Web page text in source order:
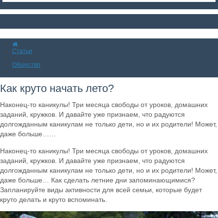
Статьи
Общество
Как круто начать лето?
Наконец-то каникулы! Три месяца свободы от уроков, домашних
заданий, кружков. И давайте уже признаем, что радуются
долгожданным каникулам не только дети, но и их родители! Может,
даже больше……
Наконец-то каникулы! Три месяца свободы от уроков, домашних
заданий, кружков. И давайте уже признаем, что радуются
долгожданным каникулам не только дети, но и их родители! Может,
даже больше… Как сделать летние дни запоминающимися?
Запланируйте виды активности для всей семьи, которые будет
круто делать и круто вспоминать.